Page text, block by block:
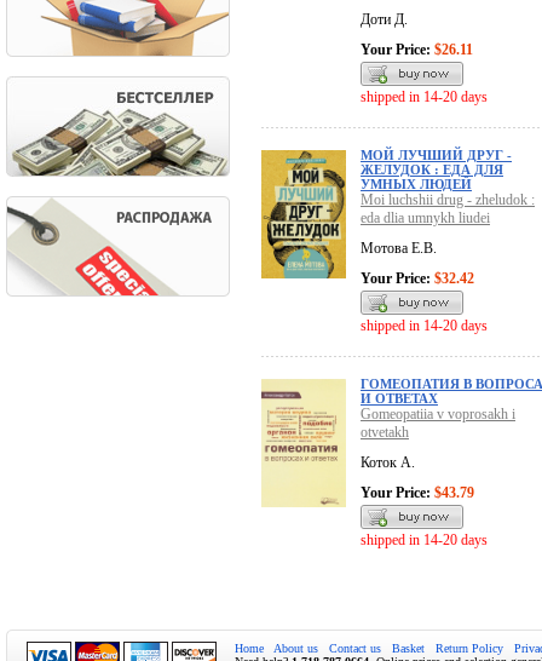
Доти Д.
Your Price: $26.11
shipped in 14-20 days
МОЙ ЛУЧШИЙ ДРУГ -
ЖЕЛУДОК : ЕДА ДЛЯ
УМНЫХ ЛЮДЕЙ
Moi luchshii drug - zheludok :
eda dlia umnykh liudei
Мотова Е.В.
Your Price: $32.42
shipped in 14-20 days
ГОМЕОПАТИЯ В
И ОТВЕТАХ
Gomeopatiia v voprosakh i
otvetakh
Коток А.
Your Price: $43.79
shipped in 14-20 days
Home About us Contact us Basket Return Policy